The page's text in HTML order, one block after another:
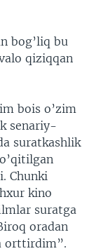
bog’liq bu
qiziqqan
bois o’zim
senariy-
suratkashlik
Chunki
kino
suratga
oradan
orttirdim”.